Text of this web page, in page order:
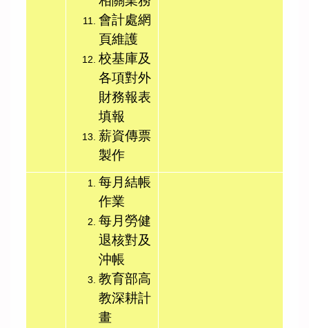
會計處網
頁維護
校基庫及
各項對外
財務報表
填報
薪資傳票
製作
每月結帳
作業
每月勞健
退核對及
沖帳
教育部高
教深耕計
畫